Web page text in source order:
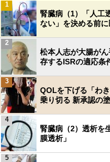
腎臓病（1）「人工
ない」を決める前
1
松本人志が大腸が
存するISRの適応条
2
QOLを下げる「わ
乗り切る 新承認の
3
腎臓病（2）透析を
膜透析」
4
5